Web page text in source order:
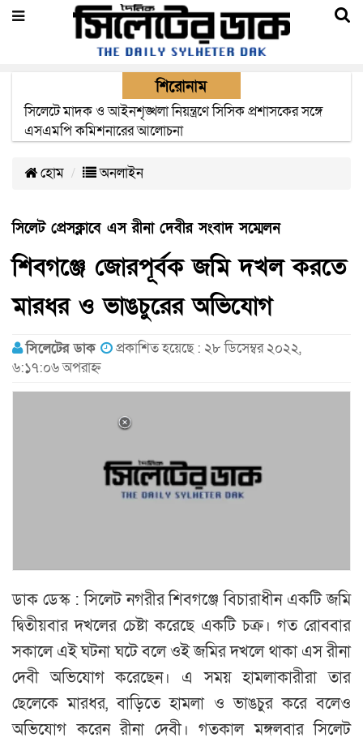
শিরোনাম
সিম কোম্পানীগুলোর মেয়াদের বাহানা বন্ধের দাবীতে মশাল
মিছিল
হোম অনলাইন
সিলেট প্রেসক্লাবে এস রীনা দেবীর সংবাদ সম্মেলন
শিবগঞ্জে জোরপূর্বক জমি দখল করতে
মারধর ও ভাঙচুরের অভিযোগ
সিলেটের ডাক
প্রকাশিত হয়েছে : ২৮ ডিসেম্বর ২০২২,
৬:১৭:০৬ অপরাহ্ন
ডাক ডেস্ক : সিলেট নগরীর শিবগঞ্জে বিচারাধীন একটি জমি
দ্বিতীয়বার দখলের চেষ্টা করেছে একটি চক্র। গত রোববার
সকালে এই ঘটনা ঘটে বলে ওই জমির দখলে থাকা এস রীনা
দেবী অভিযোগ করেছেন। এ সময় হামলাকারীরা তার
ছেলেকে মারধর, বাড়িতে হামলা ও ভাঙচুর করে বলেও
অভিযোগ করেন রীনা দেবী। গতকাল মঙ্গলবার সিলেট